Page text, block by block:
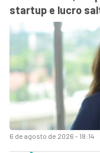
6 de agosto de 2026 - 18:14
startup e lucro